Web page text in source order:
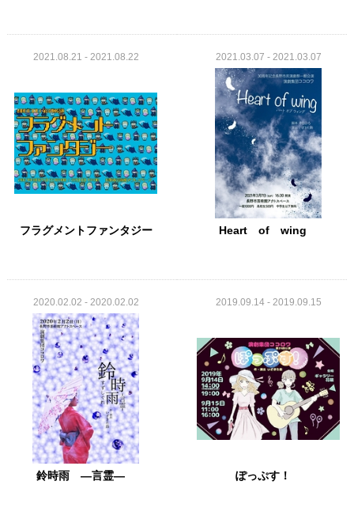
2021.08.21 - 2021.08.22
フラグメントファンタジー
2021.03.07 - 2021.03.07
Heart of wing
2020.02.02 - 2020.02.02
鈴時雨 ―言霊―
2019.09.14 - 2019.09.15
ぽっぷす！